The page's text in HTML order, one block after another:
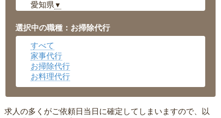
愛知県 ▼
岡山県▼
広島県▼
沖縄県
選択中の職種：お掃除代行
すべて
家事代行
お掃除代行
お料理代行
求人の多くがご依頼日当日に確定してしまいますので、以